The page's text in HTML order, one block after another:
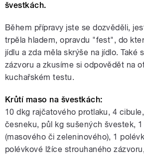
švestkách.
Během přípravy jste se dozvěděli,
trpěla hladem, opravdu "fest", do
jídlu a zda měla skrýše na jídlo. Také
zázvoru a zkusíme si odpovědět na
kuchařském testu.
Krůtí maso na švestkách:
10 dkg rajčatového protlaku, 4
česneku, půl kg sušených švestek,
(masového či zeleninového), 1
polévkové lžíce strouhaného